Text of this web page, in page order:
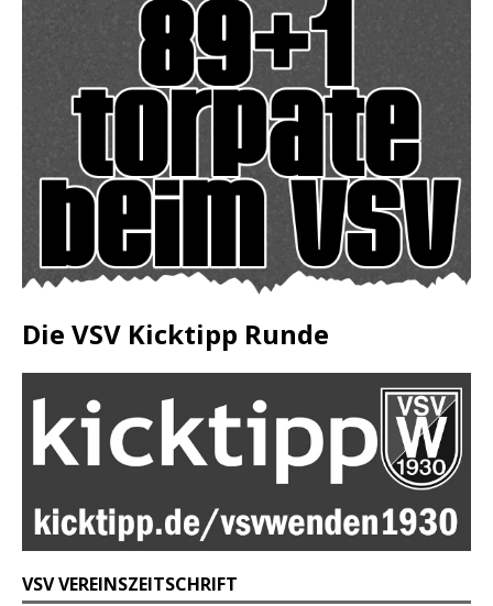
Die VSV Kicktipp Runde
VSV VEREINSZEITSCHRIFT